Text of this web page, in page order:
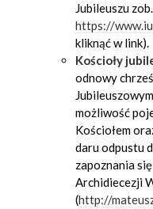
Jubileuszu zob.
https://
kliknąć w link).
Kościoły
odnowy
możliwość
Kościołem
daru odpustu
zapoznania
Archidiecezji
(http://